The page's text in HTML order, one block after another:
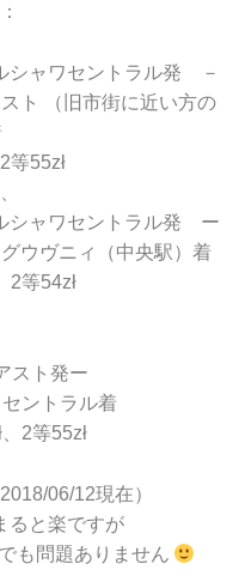
シャワセントラル発 －
ト （旧市街に近い方の
等55zł
シャワセントラル発 ー
ウヴニィ（中央駅）着
等54zł
スト発ー
ントラル着
2等55zł
06/12現在）
ると楽ですが
も問題ありません